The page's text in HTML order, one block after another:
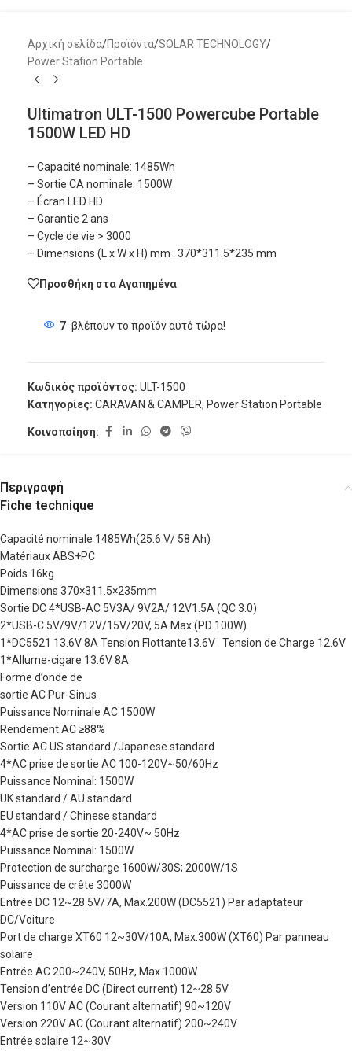
Αρχική σελίδα/Προϊόντα/SOLAR TECHNOLOGY/
Power Station Portable
Ultimatron ULT-1500 Powercube Portable
1500W LED HD
– Capacité nominale: 1485Wh
– Sortie CA nominale: 1500W
– Écran LED HD
– Garantie 2 ans
– Cycle de vie > 3000
– Dimensions (L x W x H) mm : 370*311.5*235 mm
Προσθήκη στα Αγαπημένα
7 βλέπουν το προϊόν αυτό τώρα!
Κωδικός προϊόντος: ULT-1500
Κατηγορίες: CARAVAN & CAMPER, Power Station Portable
Κοινοποίηση:
Περιγραφή
Fiche technique
Capacité nominale 1485Wh(25.6 V/ 58 Ah)
Matériaux ABS+PC
Poids 16kg
Dimensions 370×311.5×235mm
Sortie DC 4*USB-AC 5V3A/ 9V2A/ 12V1.5A (QC 3.0)
2*USB-C 5V/9V/12V/15V/20V, 5A Max (PD 100W)
1*DC5521 13.6V 8A Tension Flottante13.6V Tension de Charge 12.6V
1*Allume-cigare 13.6V 8A
Forme d’onde de
sortie AC Pur-Sinus
Puissance Nominale AC 1500W
Rendement AC ≥88%
Sortie AC US standard /Japanese standard
4*AC prise de sortie AC 100-120V~50/60Hz
Puissance Nominal: 1500W
UK standard / AU standard
EU standard / Chinese standard
4*AC prise de sortie 20-240V~ 50Hz
Puissance Nominal: 1500W
Protection de surcharge 1600W/30S; 2000W/1S
Puissance de crête 3000W
Entrée DC 12~28.5V/7A, Max.200W (DC5521) Par adaptateur
DC/Voiture
Port de charge XT60 12~30V/10A, Max.300W (XT60) Par panneau
solaire
Entrée AC 200~240V, 50Hz, Max.1000W
Tension d’entrée DC (Direct current) 12~28.5V
Version 110V AC (Courant alternatif) 90~120V
Version 220V AC (Courant alternatif) 200~240V
Entrée solaire 12~30V